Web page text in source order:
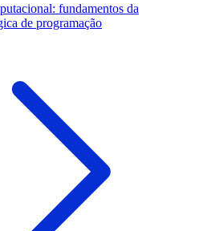
fundamentos da
de programação